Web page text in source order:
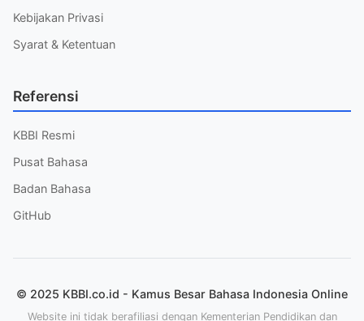
Kebijakan Privasi
Syarat & Ketentuan
Referensi
KBBI Resmi
Pusat Bahasa
Badan Bahasa
GitHub
© 2025 KBBI.co.id - Kamus Besar Bahasa Indonesia Online
Website ini tidak berafiliasi dengan Kementerian Pendidikan dan